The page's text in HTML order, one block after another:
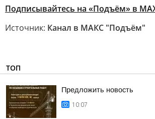
Подписывайтесь на «Подъём» в
Источник: Канал в МАКС "Подъём"
ТОП
Предложить новость
10:07